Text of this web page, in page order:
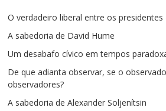
O verdadeiro liberal entre os presidentes
A sabedoria de David Hume
Um desabafo cívico em tempos
De que adianta observar, se o
observadores?
A sabedoria de Alexander Soljenítsin